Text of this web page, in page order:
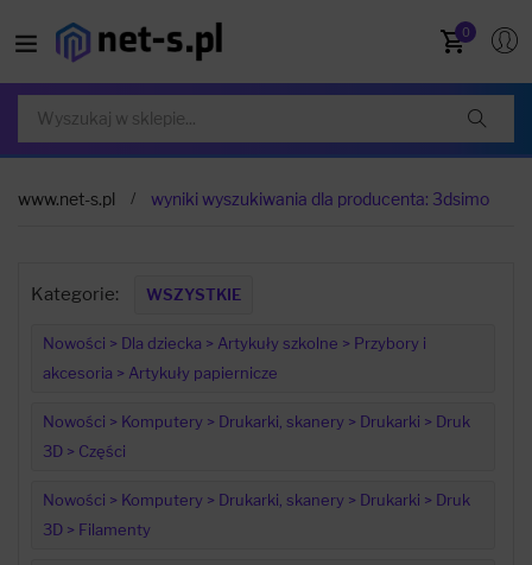
0
www.net-s.pl wyniki wyszukiwania dla producenta: 3dsimo
Kategorie: WSZYSTKIE
Nowości > Dla dziecka > Artykuły szkolne > Przybory i
akcesoria > Artykuły papiernicze
Nowości > Komputery > Drukarki, skanery > Drukarki > Druk
3D > Części
Nowości > Komputery > Drukarki, skanery > Drukarki > Druk
3D > Filamenty